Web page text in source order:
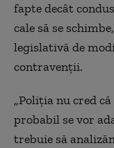
fapte decât
cale să se
legislativă de
contravenții.
„Poliția nu cred
probabil se vor
trebuie să